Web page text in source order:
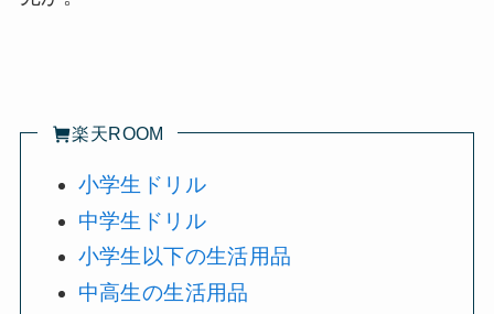
楽天ROOM
小学生ドリル
中学生ドリル
小学生以下の生活用品
中高生の生活用品